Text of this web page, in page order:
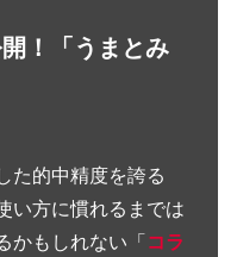
！「うまとみ
た的中精度を誇る
い方に慣れるまでは
かもしれない「コラ